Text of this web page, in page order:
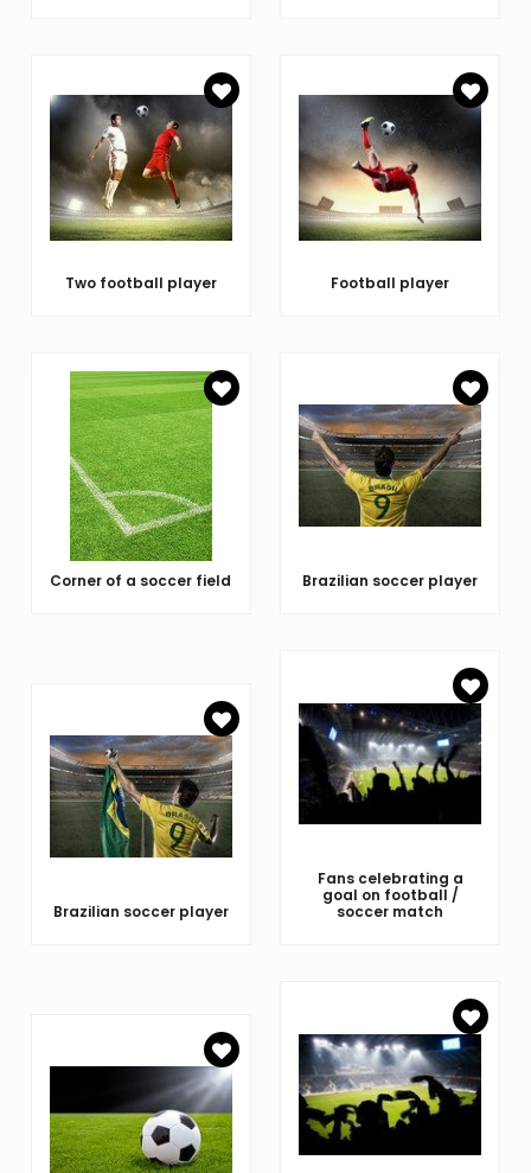
Two football player Football player
Corner of a soccer field Brazilian soccer player
Brazilian soccer player
Fans celebrating a
goal on football /
soccer match